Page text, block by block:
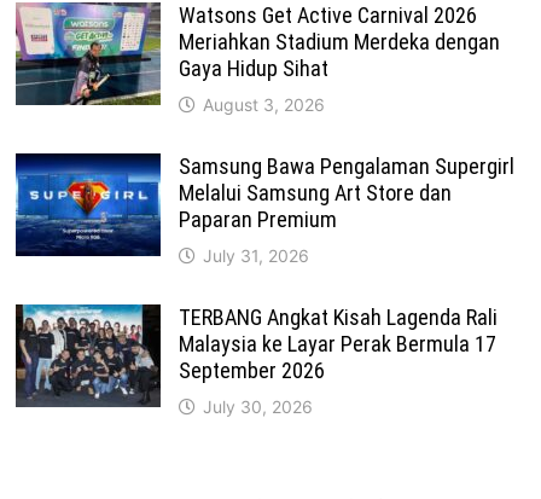
Watsons Get Active Carnival 2026
Meriahkan Stadium Merdeka dengan
Gaya Hidup Sihat
August 3, 2026
Samsung Bawa Pengalaman Supergirl
Melalui Samsung Art Store dan
Paparan Premium
July 31, 2026
TERBANG Angkat Kisah Lagenda Rali
Malaysia ke Layar Perak Bermula 17
September 2026
July 30, 2026